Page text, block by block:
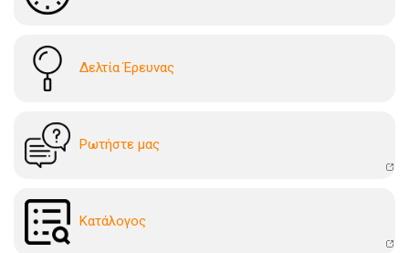
Δελτία Έρευνας
Ρωτήστε μας
Kατάλογoς